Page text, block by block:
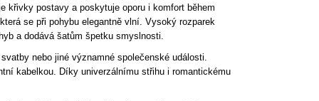
křivky postavy a poskytuje oporu i komfort během
se při pohybu elegantně vlní. Vysoký rozparek
a dodává šatům špetku smyslnosti.
nebo jiné významné společenské události.
kabelkou. Díky univerzálnímu střihu i romantickému